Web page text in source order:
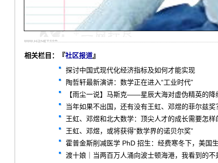
相关栏目：『社区报道』
探讨中国式现代化经济指标及如何才能实现
陶哲轩最新演讲：数学正在进入“工业时代”
【雨尘一说】马斯克——星辰大海对虚伪精英的降
当年如果不出国，还有没有王虹、邓煜的菲尔兹奖
王虹、邓煜和北大数学：顶尖人才的成长需要怎样
王虹、邓煜，或将获得“数学界的诺贝尔奖”
霍普金斯削减医学 PhD 招生：经费寒冬下，美国
渡十娘｜当两百万人涌向波士顿海港，我看到的不